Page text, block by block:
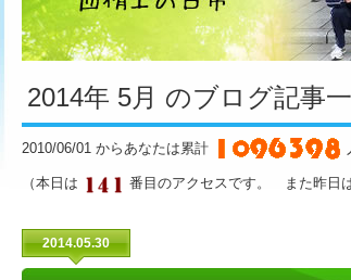
2014年 5月 のブログ記事
2010/06/01 からあなたは累計
（本日は 番目のアクセスです。 また昨日
2014.05.30